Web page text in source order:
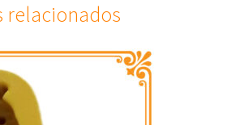
relacionados